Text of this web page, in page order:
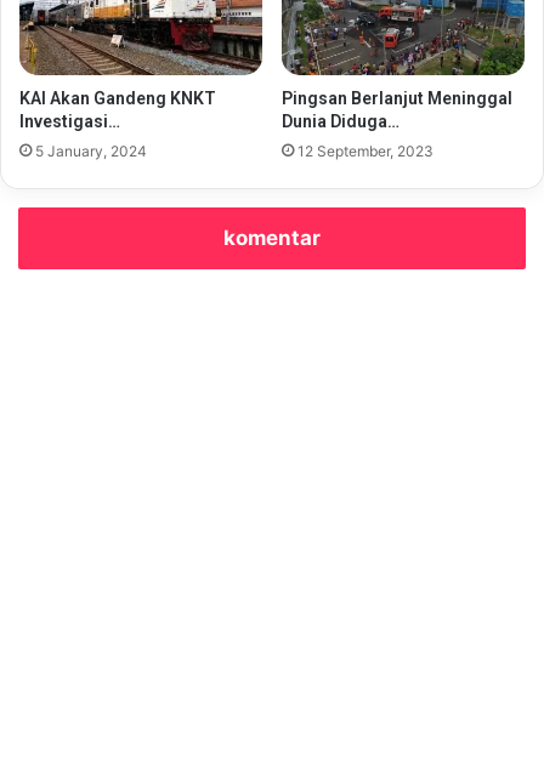
KAI Akan Gandeng KNKT
Investigasi…
5 January, 2024
Pingsan Berlanjut Meninggal
Dunia Diduga…
12 September, 2023
komentar